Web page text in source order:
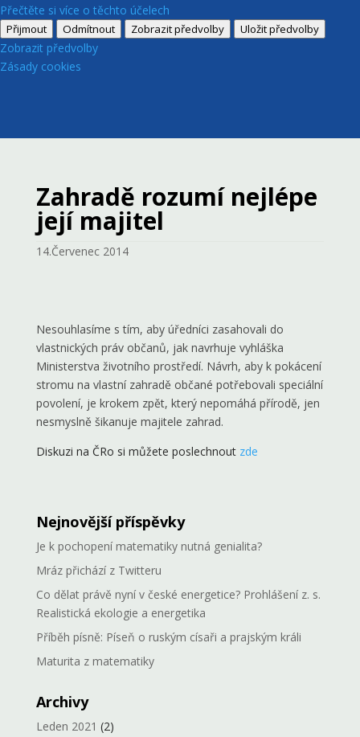
Přečtěte si více o těchto účelech
Přijmout Odmítnout Zobrazit předvolby Uložit předvolby
Zobrazit předvolby
Zásady cookies
Zahradě rozumí nejlépe
její majitel
14.Červenec 2014
Nesouhlasíme s tím, aby úředníci zasahovali do
vlastnických práv občanů, jak navrhuje vyhláška
Ministerstva životního prostředí. Návrh, aby k pokácení
stromu na vlastní zahradě občané potřebovali speciální
povolení, je krokem zpět, který nepomáhá přírodě, jen
nesmyslně šikanuje majitele zahrad.
Diskuzi na ČRo si můžete poslechnout zde
Nejnovější příspěvky
Je k pochopení matematiky nutná genialita?
Mráz přichází z Twitteru
Co dělat právě nyní v české energetice? Prohlášení z. s.
Realistická ekologie a energetika
Příběh písně: Píseň o ruským císaři a prajským králi
Maturita z matematiky
Archivy
Leden 2021 (2)